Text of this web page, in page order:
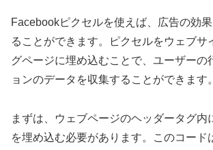
Facebookピクセルを使えば、広告の効
ることができます。ピクセルをウェブサ
グページに埋め込むことで、ユーザーの
ョンのデータを収集することができます。
まずは、ウェブページのヘッダータグ内
を埋め込む必要があります。このコード